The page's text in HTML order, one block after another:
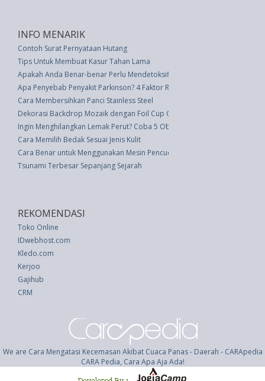
INFO MENARIK
Contoh Surat Pernyataan Hutang
Tips Untuk Membuat Kasur Tahan Lama
Apakah Anda Benar-benar Perlu Mendetoksifikasi dari Deodoran Anda?
Apa Penyebab Penyakit Parkinson? 4 Faktor Risiko yang Perlu Anda
Cara Membersihkan Panci Stainless Steel
Dekorasi Backdrop Mozaik dengan Foil Cup Cake
Ingin Menghilangkan Lemak Perut? Coba 5 Obat Rumahan Ini
Cara Memilih Bedak Sesuai Jenis Kulit
Cara Benar untuk Menggunakan Mesin Pencuci Piring
Tsunami Terbesar Sepanjang Sejarah
REKOMENDASI
Toko Online
IDwebhost.com
Kledo.com
Kerjoo
Gajihub
CRM
We are Cara Mengatasi Kecemasan Akibat Cuaca Panas - Daerah - CARApedia
CARA Pedia, Cara Apa Aja Ada!